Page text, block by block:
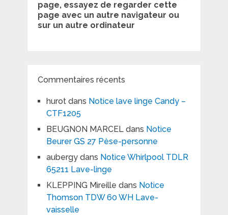
page, essayez de regarder cette
page avec un autre navigateur ou
sur un autre ordinateur
Commentaires récents
hurotdans Notice lave linge Candy –
CTF1205
BEUGNON MARCELdans Notice
Beurer GS 27 Pèse-personne
aubergydans Notice Whirlpool TDLR
65211 Lave-linge
KLEPPING Mireille dans Notice
Thomson TDW 60 WH Lave-
vaisselle